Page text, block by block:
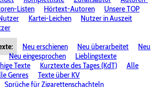
Listen Hörtext-Autoren
Unsere TOP
Kartei-Leichen
Nutzer in Auszeit
Neu erschienen Neu überarbeitet
Neu
Neu eingesprochen
Lieblingstexte
Texte
Kurztexte des Tages (KdT)
Alle
Genres Texte über KV
Sprüche für Zigarettenschachteln